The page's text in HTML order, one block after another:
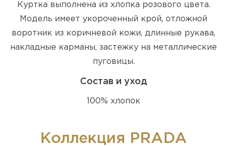
Куртка выполнена из хлопка розового цвета.
Модель имеет укороченный крой, отложной
воротник из коричневой кожи, длинные рукава,
накладные карманы, застежку на металлические
пуговицы.
Состав и уход
100% хлопок
Коллекция PRADA